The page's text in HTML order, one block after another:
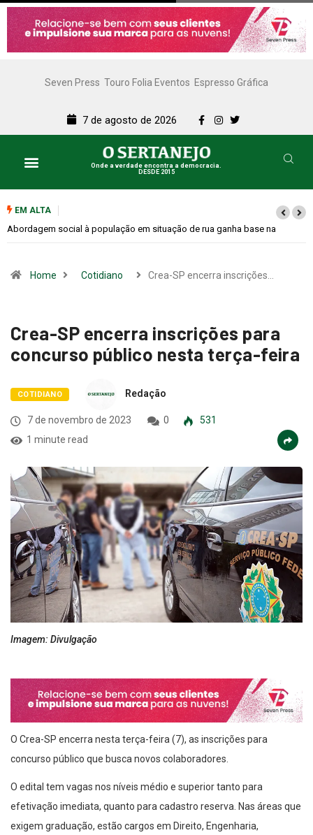
Seven Press Touro Folia Eventos Espresso Gráfica
7 de agosto de 2026
Onde a verdade encontra a democracia.
DESDE 2015
EM ALTA
na Cemitérios terão horário especial e missas no Dia dos Pais
Home Cotidiano Crea-SP encerra inscrições…
Crea-SP encerra inscrições para
concurso público nesta terça-feira
COTIDIANO Redação
7 de novembro de 2023 0
531
1 minute read
Imagem: Divulgação
O Crea-SP encerra nesta terça-feira (7), as inscrições para
concurso público que busca novos colaboradores.
O edital tem vagas nos níveis médio e superior tanto para
efetivação imediata, quanto para cadastro reserva. Nas áreas que
exigem graduação, estão cargos em Direito, Engenharia,